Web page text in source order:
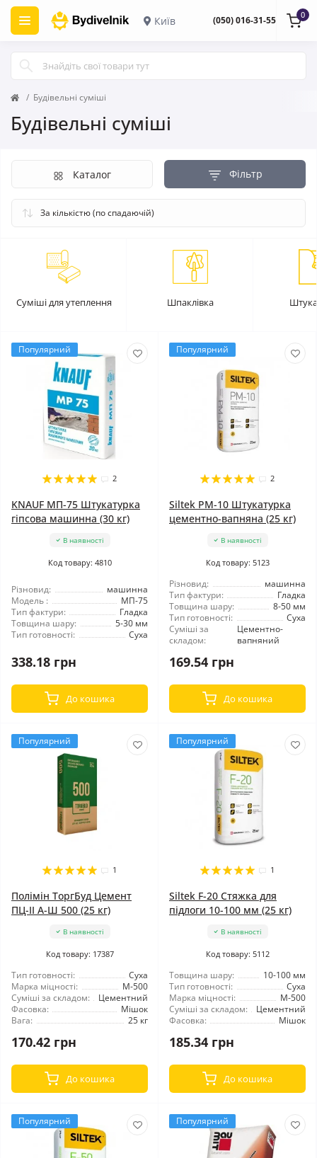
Київ (050) 016-31-55 0
Будівельні суміші
Будівельні суміші
Фільтр
Каталог
Суміші для утеплення Шпаклівка
Популярний
2
KNAUF МП-75 Штукатурка
гіпсова машинна (30 кг)
В наявності
Код товару: 4810
Різновид:
машинна
Модель :
МП-75
Тип фактури:
Гладка
Товщина шару:
5-30 мм
Тип готовності:
Суха
338.18 грн
До кошика
Популярний
2
Siltek PM-10 Штукатурка
цементно-вапняна (25 кг)
В наявності
Код товару: 5123
Різновид:
машинна
Тип фактури:
Гладка
Товщина шару:
8-50 мм
Тип готовності:
Суха
Суміші за
складом:
Цементно-
вапняний
169.54 грн
До кошика
Популярний
1
Полімін ТоргБуд Цемент
ПЦ-ІІ А-Ш 500 (25 кг)
В наявності
Код товару: 17387
Тип готовності:
Суха
Марка міцності:
М-500
Суміші за складом:
Цементний
Фасовка:
Мішок
Вага:
25 кг
170.42 грн
До кошика
Популярний
1
Siltek F-20 Стяжка для
підлоги 10-100 мм (25 кг)
В наявності
Код товару: 5112
Товщина шару:
10-100 мм
Тип готовності:
Суха
Марка міцності:
М-500
Суміші за складом:
Цементний
Фасовка:
Мішок
185.34 грн
До кошика
Популярний Популярний